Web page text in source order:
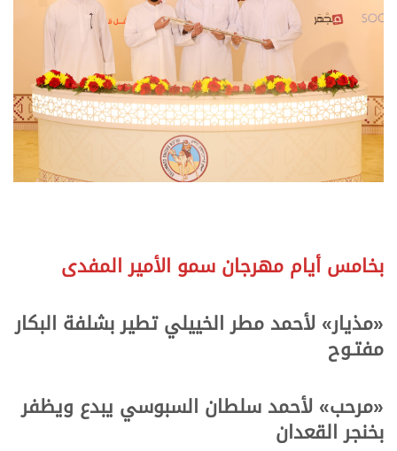
بخامس أيام مهرجان سمو الأمير المفدى
«مذيار» لأحمد مطر الخييلي تطير بشلفة البكار
مفتـوح
«مرحب» لأحمد سلطان السبوسي يبدع ويظفر
بخنجر القعدان